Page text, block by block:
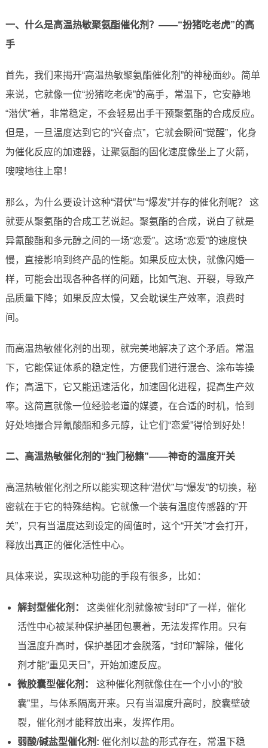
一、什么是高温热敏聚氨酯催化剂？——“扮猪吃老虎”的高
手
首先，我们来揭开“高温热敏聚氨酯催化剂”的神秘面纱。简单
来说，它就像一位“扮猪吃老虎”的高手，常温下，它安静地
“潜伏”着，非常稳定，不会轻易出手干预聚氨酯的合成反应。
但是，一旦温度达到它的“兴奋点”，它就会瞬间“觉醒”，化身
为催化反应的加速器，让聚氨酯的固化速度像坐上了火箭，
嗖嗖地往上窜！
那么，为什么要设计这种“潜伏”与“爆发”并存的催化剂呢？ 这
就要从聚氨酯的合成工艺说起。聚氨酯的合成，说白了就是
异氰酸酯和多元醇之间的一场“恋爱”。这场“恋爱”的速度快
慢，直接影响到终产品的性能。如果反应太快，就像闪婚一
样，可能会出现各种各样的问题，比如气泡、开裂，导致产
品质量下降；如果反应太慢，又会耽误生产效率，浪费时
间。
而高温热敏催化剂的出现，就完美地解决了这个矛盾。常温
下，它能保证体系的稳定性，方便我们进行混合、涂布等操
作；高温下，它又能迅速活化，加速固化进程，提高生产效
率。这简直就像一位经验老道的媒婆，在合适的时机，恰到
好处地撮合异氰酸酯和多元醇，让它们“恋爱”得恰到好处！
二、高温热敏催化剂的“独门秘籍”——神奇的温度开关
高温热敏催化剂之所以能实现这种“潜伏”与“爆发”的切换，秘
密就在于它的特殊结构。它就像一个装有温度传感器的“开
关”，只有当温度达到设定的阈值时，这个“开关”才会打开，
释放出真正的催化活性中心。
具体来说，实现这种功能的手段有很多，比如：
解封型催化剂：
这类催化剂就像被“封印”了一样，催化
活性中心被某种保护基团包裹着，无法发挥作用。只有
当温度升高时，保护基团才会脱落，“封印”解除，催化
剂才能“重见天日”，开始加速反应。
微胶囊型催化剂：
这种催化剂就像住在一个小小的“胶
囊”里，与体系隔离开来。只有当温度升高时，胶囊壁破
裂，催化剂才能释放出来，发挥作用。
弱酸/碱盐型催化剂: 催化剂以盐的形式存在，常温下稳